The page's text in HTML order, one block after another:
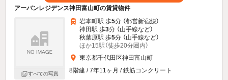
アーバンレジデンス神田富山町の賃貸物件
すべての写真
岩本町駅 歩5分 （都営新宿線）
神田駅 歩3分 （山手線など）
秋葉原駅 歩5分 （山手線など）
ほか15駅（徒歩20分圏内）
東京都千代田区神田富山町
8階建 / 7年11ヶ月 / 鉄筋コンクリート